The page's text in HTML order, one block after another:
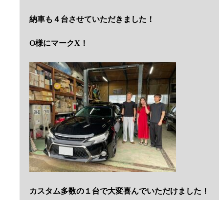
納車も４台させていただきました！
O様にマークX！
カスタム多数の１台で大変喜んでいただけました！